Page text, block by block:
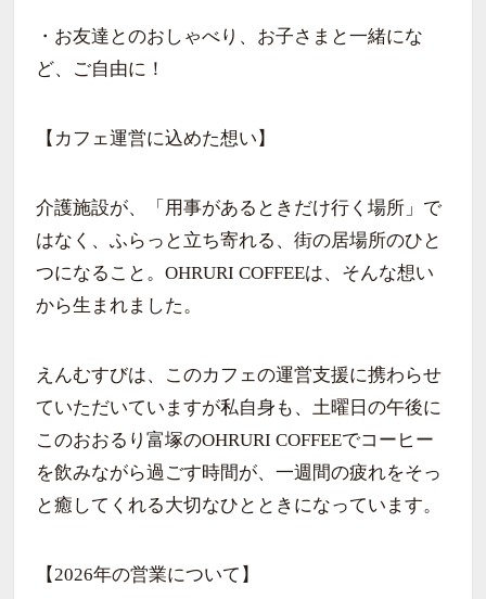
・お友達とのおしゃべり、お子さまと一緒にな
ど、ご自由に！
【カフェ運営に込めた想い】
介護施設が、「用事があるときだけ行く場所」で
はなく、ふらっと立ち寄れる、街の居場所のひと
つになること。OHRURI COFFEEは、そんな想い
から生まれました。
えんむすびは、このカフェの運営支援に携わらせ
ていただいていますが私自身も、土曜日の午後に
このおおるり富塚のOHRURI COFFEEでコーヒー
を飲みながら過ごす時間が、一週間の疲れをそっ
と癒してくれる大切なひとときになっています。
【2026年の営業について】